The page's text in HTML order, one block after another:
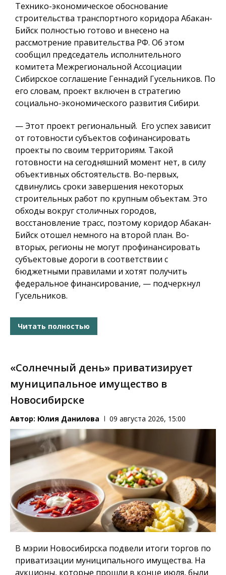
Технико-экономическое обоснование
строительства транспортного коридора Абакан-
Бийск полностью готово и внесено на
рассмотрение правительства РФ. Об этом
сообщил председатель исполнительного
комитета Межрегиональной Ассоциации
Сибирское соглашение Геннадий Гусельников. По
его словам, проект включен в стратегию
социально-экономического развития Сибири.
— Этот проект региональный. Его успех зависит
от готовности субъектов софинансировать
проекты по своим территориям. Такой
готовности на сегодняшний момент нет, в силу
объективных обстоятельств. Во-первых,
сдвинулись сроки завершения некоторых
строительных работ по крупным объектам. Это
обходы вокруг столичных городов,
восстановление трасс, поэтому коридор Абакан-
Бийск отошел немного на второй план. Во-
вторых, регионы не могут профинансировать
субъектовые дороги в соответствии с
бюджетными правилами и хотят получить
федеральное финансирование, — подчеркнул
Гусельников.
Читать полностью
«Солнечный день» приватизирует
муниципальное имущество в
Новосибирске
Автор: Юлия Данилова 09 августа 2026, 15:00
В мэрии Новосибирска подвели итоги торгов по
приватизации муниципального имущества. На
аукционы, которые прошли в конце июля, были